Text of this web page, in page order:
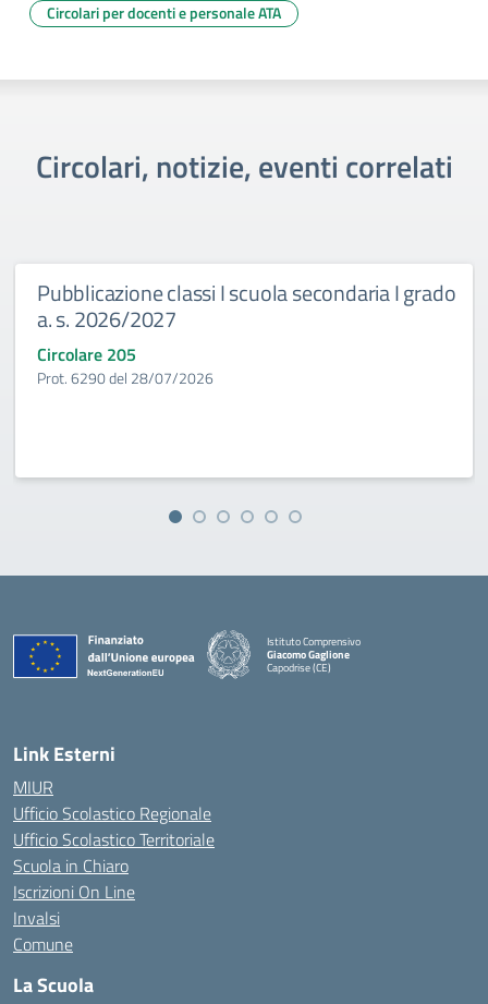
Circolari per docenti e personale ATA
Circolari, notizie, eventi correlati
Pubblicazione classi I scuola secondaria I grado
a. s. 2026/2027
Circolare 205
Prot. 6290 del 28/07/2026
Istituto Comprensivo
Giacomo Gaglione
Capodrise (CE)
— Visita la pagina iniziale della scuola
Link Esterni
MIUR
Ufficio Scolastico Regionale
Ufficio Scolastico Territoriale
Scuola in Chiaro
Iscrizioni On Line
Invalsi
Comune
La Scuola